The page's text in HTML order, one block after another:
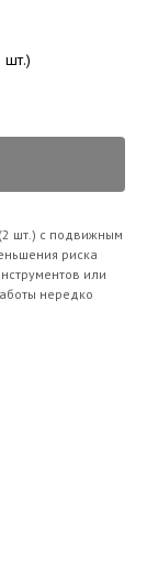
шт.)
шт.) с подвижным
риска
или
нередко